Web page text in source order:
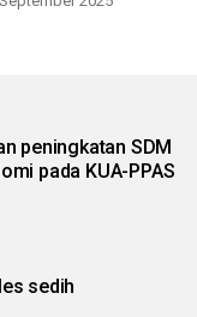
peningkatan SDM
pada KUA-PPAS
sedih